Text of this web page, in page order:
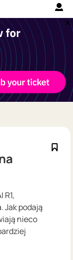
R1,
Jak podają
nieco